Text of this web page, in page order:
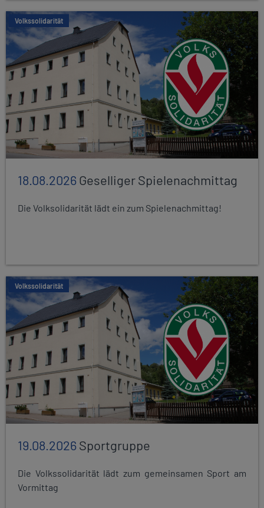
Volkssolidarität
18.08.2026Geselliger Spielenachmittag
Die Volksolidarität lädt ein zum Spielenachmittag!
Volkssolidarität
19.08.2026Sportgruppe
Die Volkssolidarität lädt zum gemeinsamen Sport am
Vormittag